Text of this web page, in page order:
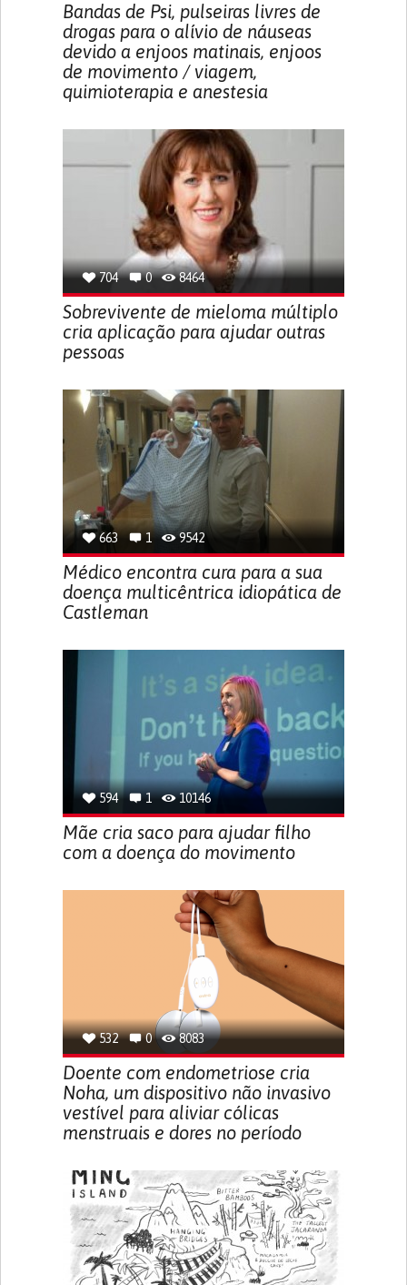
Bandas de Psi, pulseiras livres de
drogas para o alívio de náuseas
devido a enjoos matinais, enjoos
de movimento / viagem,
quimioterapia e anestesia
704 0 8464
Sobrevivente de mieloma múltiplo
cria aplicação para ajudar outras
pessoas
663 1 9542
Médico encontra cura para a sua
doença multicêntrica idiopática de
Castleman
594 1 10146
Mãe cria saco para ajudar filho
com a doença do movimento
532 0 8083
Doente com endometriose cria
Noha, um dispositivo não invasivo
vestível para aliviar cólicas
menstruais e dores no período